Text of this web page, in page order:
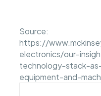
Source:
https://
electronics/our-
technology-stack-
equipment-and-